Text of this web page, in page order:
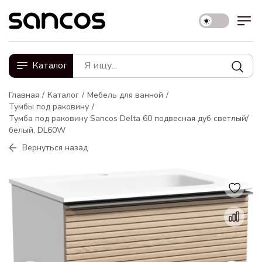
Каталог
Главная Каталог
Мебель для ванной
Тумбы под раковину
Тумба под раковину Sancos Delta 60 подвесная дуб светлый/
белый, DL60W
Вернуться назад